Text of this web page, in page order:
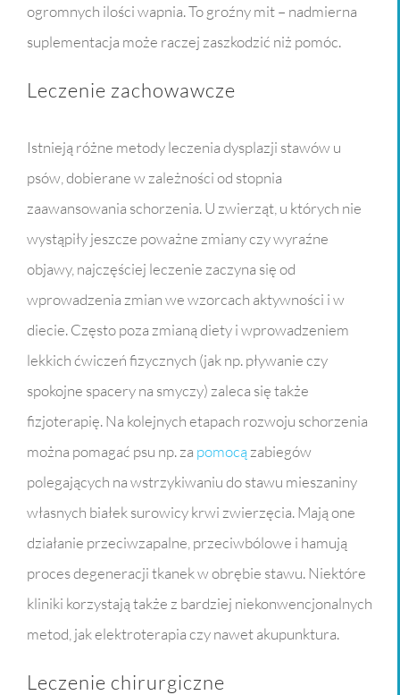
ogromnych ilości wapnia. To groźny mit – nadmierna
suplementacja może raczej zaszkodzić niż pomóc.
Leczenie zachowawcze
Istnieją różne metody leczenia dysplazji stawów u
psów, dobierane w zależności od stopnia
zaawansowania schorzenia. U zwierząt, u których nie
wystąpiły jeszcze poważne zmiany czy wyraźne
objawy, najczęściej leczenie zaczyna się od
wprowadzenia zmian we wzorcach aktywności i w
diecie. Często poza zmianą diety i wprowadzeniem
lekkich ćwiczeń fizycznych (jak np. pływanie czy
spokojne spacery na smyczy) zaleca się także
fizjoterapię. Na kolejnych etapach rozwoju schorzenia
można pomagać psu np. za pomocą zabiegów
polegających na wstrzykiwaniu do stawu mieszaniny
własnych białek surowicy krwi zwierzęcia. Mają one
działanie przeciwzapalne, przeciwbólowe i hamują
proces degeneracji tkanek w obrębie stawu. Niektóre
kliniki korzystają także z bardziej niekonwencjonalnych
metod, jak elektroterapia czy nawet akupunktura.
Leczenie chirurgiczne